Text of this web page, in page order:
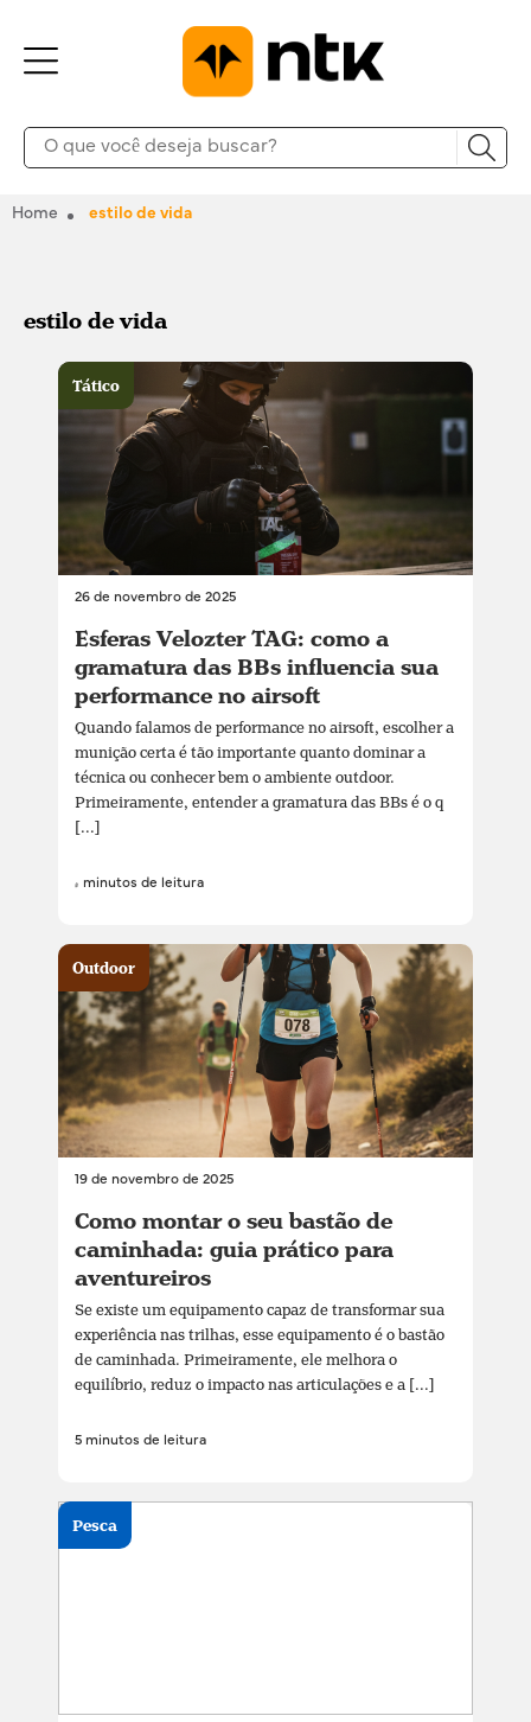
Home estilo de vida
estilo de vida
26 de novembro de 2025
Esferas Velozter TAG: como a
gramatura das BBs influencia sua
performance no airsoft
Quando falamos de performance no airsoft, escolher a
munição certa é tão importante quanto dominar a
técnica ou conhecer bem o ambiente outdoor.
Primeiramente, entender a gramatura das BBs é o q
[...]
4 minutos de leitura
Tático
19 de novembro de 2025
Como montar o seu bastão de
caminhada: guia prático para
aventureiros
Se existe um equipamento capaz de transformar sua
experiência nas trilhas, esse equipamento é o bastão
de caminhada. Primeiramente, ele melhora o
equilíbrio, reduz o impacto nas articulações e a [...]
5 minutos de leitura
Outdoor
Pesca